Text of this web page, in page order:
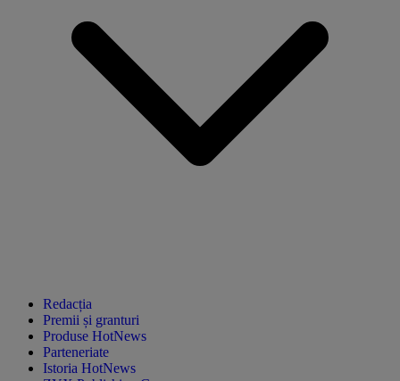
Redacția
Premii și granturi
Produse HotNews
Parteneriate
Istoria HotNews